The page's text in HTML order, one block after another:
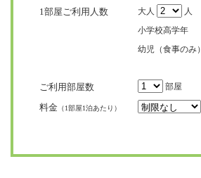
1部屋ご利用人数 大人
人
小学校高学年
幼児（食事のみ）
ご利用部屋数 部屋
料金 （1部屋1泊あたり）